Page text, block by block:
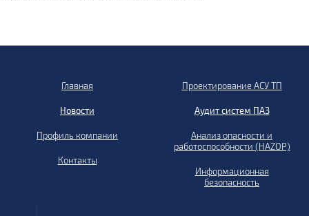
Главная
Новости
Профиль компании
Контакты
Проектирование АСУ ТП
Аудит систем ПАЗ
Анализ опасности и
работоспособности (HAZOP)
Информационная
безопасность